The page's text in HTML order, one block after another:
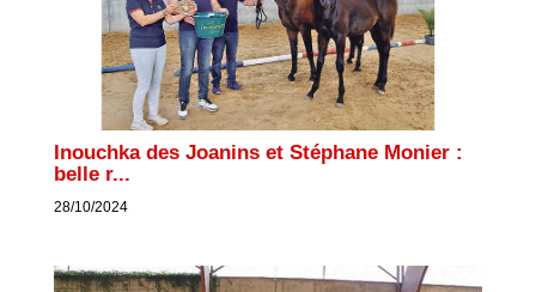
Inouchka des Joanins et Stéphane Monier :
belle r...
28/10/2024